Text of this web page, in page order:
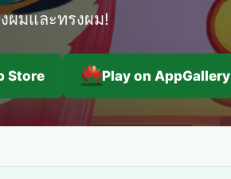
ผมและทรงผม!
Store Play on AppGallery